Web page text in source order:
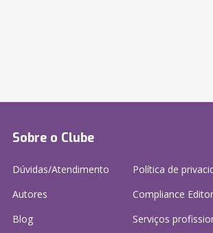
Sobre o Clube
Dúvidas/Atendimento
Autores
Blog
Política de
Compliance
Serviços